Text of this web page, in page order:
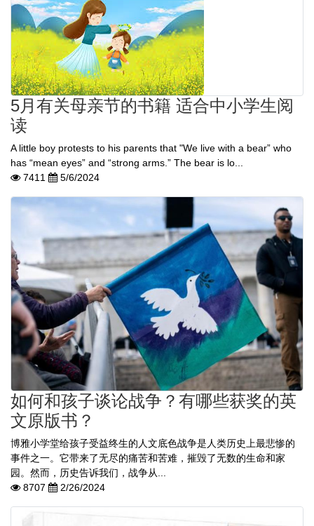
5月有关母亲节的书籍 适合中小学生阅
读
A little boy protests to his parents that "We live with a bear” who
has “mean eyes” and “strong arms.” The bear is lo...
7411
5/6/2024
如何和孩子谈论战争？有哪些获奖的英
文原版书？
博雅小学堂给孩子受益终生的人文底色战争是人类历史上最悲惨的
事件之一。它带来了无尽的痛苦和苦难，摧毁了无数的生命和家
园。然而，历史告诉我们，战争从...
8707
2/26/2024